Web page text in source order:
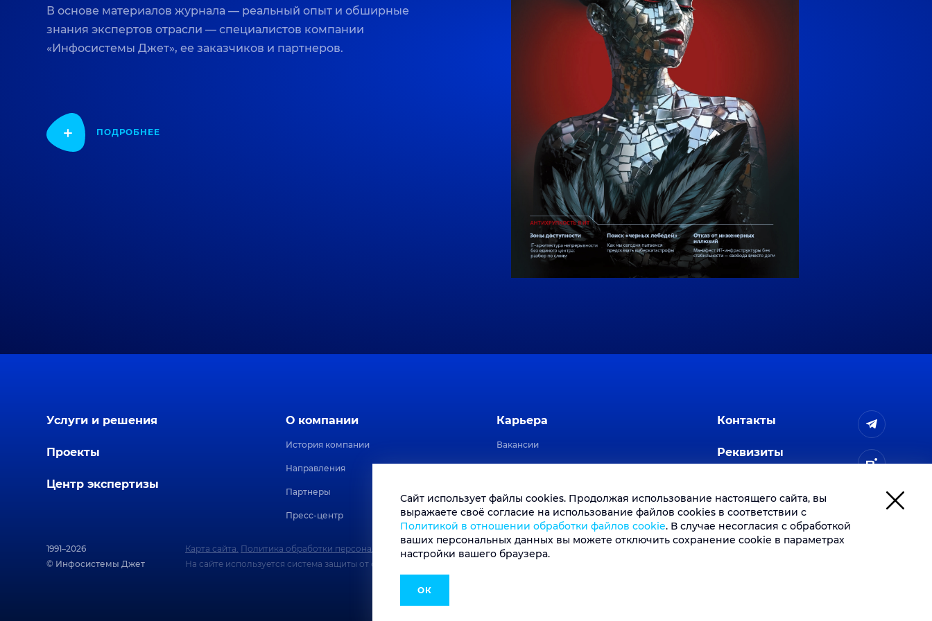
В основе материалов журнала — реальный опыт и обширные
знания экспертов отрасли — специалистов компании
«Инфосистемы Джет», ее заказчиков и партнеров.
ПОДРОБНЕЕ
Услуги и решения
Проекты
Центр экспертизы
О компании
История компании
Направления
Партнеры
Пресс-центр
Карьера
Вакансии
Отзывы сотрудников
FAQ
Контакты
Реквизиты
1991–2026
© Инфосистемы Джет
Карта сайта. Политика обработки персональных данных.
Политика в отношении обработки файлов cookie
На сайте используется система защиты от спама.
Сайт использует файлы cookies. Продолжая использование настоящего сайта, вы
выражаете своё согласие на использование файлов cookies в соответствии с
Политикой в отношении обработки файлов cookie. В случае несогласия с обработкой
ваших персональных данных вы можете отключить сохранение cookie в параметрах
настройки вашего браузера.
ОК